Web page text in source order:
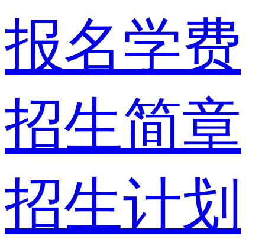
报名学费
招生简章
招生计划